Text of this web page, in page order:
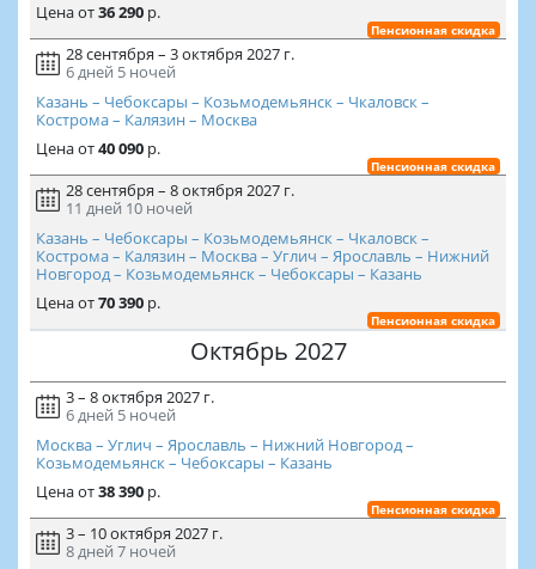
Ценаот36 290р.
Пенсионная скидка
28 сентября – 3 октября 2027 г.
6 дней 5 ночей
Казань – Чебоксары – Козьмодемьянск – Чкаловск –
Кострома – Калязин – Москва
Ценаот40 090р.
Пенсионная скидка
28 сентября – 8 октября 2027 г.
11 дней 10 ночей
Казань – Чебоксары – Козьмодемьянск – Чкаловск –
Кострома – Калязин – Москва – Углич – Ярославль – Нижний
Новгород – Козьмодемьянск – Чебоксары – Казань
Ценаот70 390р.
Пенсионная скидка
Октябрь 2027
3 – 8 октября 2027 г.
6 дней 5 ночей
Москва – Углич – Ярославль – Нижний Новгород –
Козьмодемьянск – Чебоксары – Казань
Ценаот38 390р.
Пенсионная скидка
3 – 10 октября 2027 г.
8 дней 7 ночей